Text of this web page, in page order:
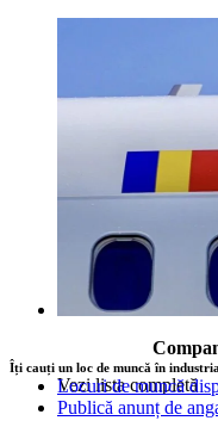
Vezi lista completă
Îți cauți un loc de muncă în
Locuri de muncă
Publică anunț de